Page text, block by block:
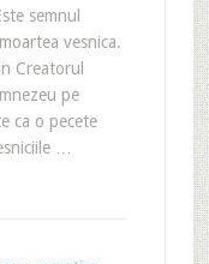
semnul
vesnica.
Creatorul
pe
ca o pecete
…